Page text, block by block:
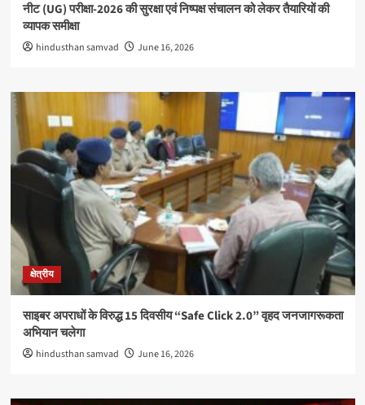
नीट (UG) परीक्षा-2026 की सुरक्षा एवं निष्पक्ष संचालन को लेकर तैयारियों की
व्यापक समीक्षा
hindusthan samvad June 16, 2026
क्षेत्रीय
साइबर अपराधों के विरुद्ध 15 दिवसीय “Safe Click 2.0” वृहद जनजागरूकता
अभियान चलेगा
hindusthan samvad June 16, 2026